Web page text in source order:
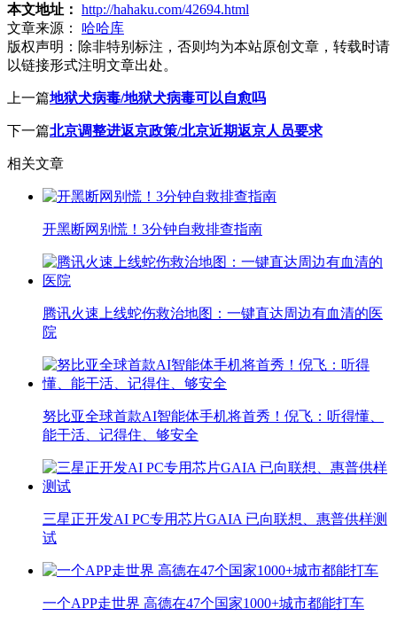
本文地址： http://hahaku.com/42694.html
文章来源：
哈哈库
版权声明： 除非特别标注，否则均为本站原创文章，转载时请
以链接形式注明文章出处。
上一篇地狱犬病毒/地狱犬病毒可以自愈吗
下一篇北京调整进返京政策/北京近期返京人员要求
相关文章
开黑断网别慌！3分钟自救排查指南
腾讯火速上线蛇伤救治地图：一键直达周边有血清的医
院
努比亚全球首款AI智能体手机将首秀！倪飞：听得懂、
能干活、记得住、够安全
三星正开发AI PC专用芯片GAIA 已向联想、惠普供样测
试
一个APP走世界 高德在47个国家1000+城市都能打车